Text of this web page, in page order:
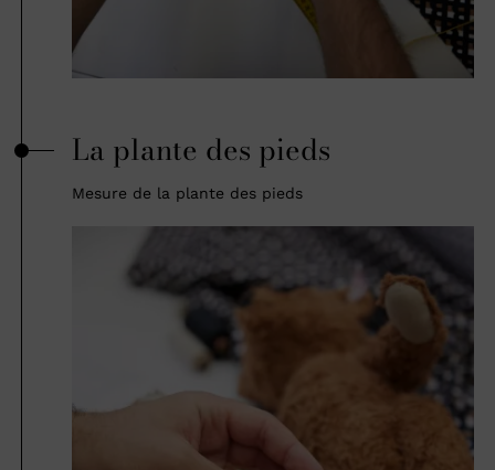
La plante des pieds
Mesure de la plante des pieds